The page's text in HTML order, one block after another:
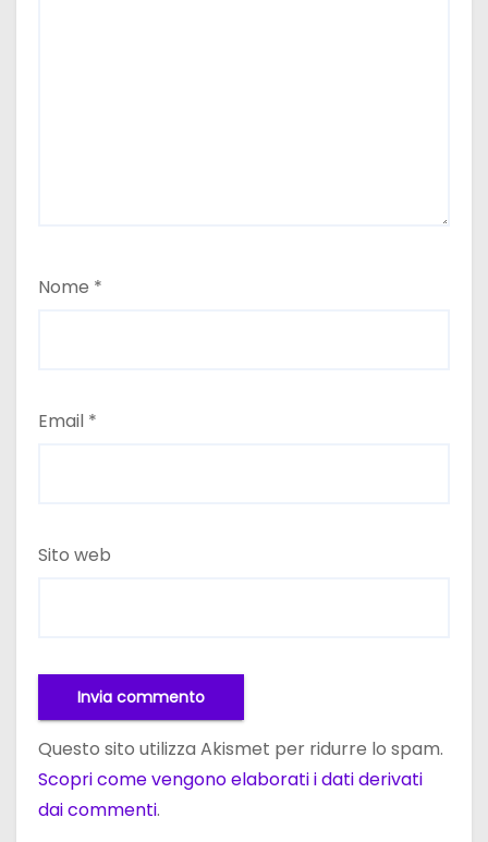
Nome *
Email *
Sito web
Questo sito utilizza Akismet per ridurre lo spam.
Scopri come vengono elaborati i dati derivati
dai commenti.